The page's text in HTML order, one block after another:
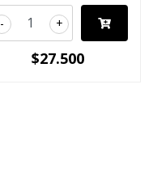
+
-
$27.500